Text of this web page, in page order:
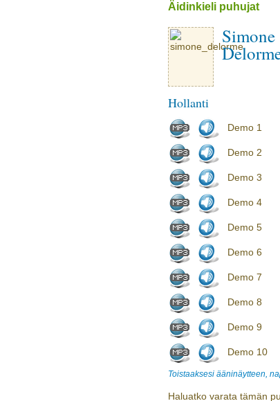
Äidinkieli puhujat
Simone
Hollanti
Demo 1
Demo 2
Demo 3
Demo 4
Demo 5
Demo 6
Demo 7
Demo 8
Demo 9
Demo 10
Toistaaksesi ääninäytteen,
Haluatko varata tämän